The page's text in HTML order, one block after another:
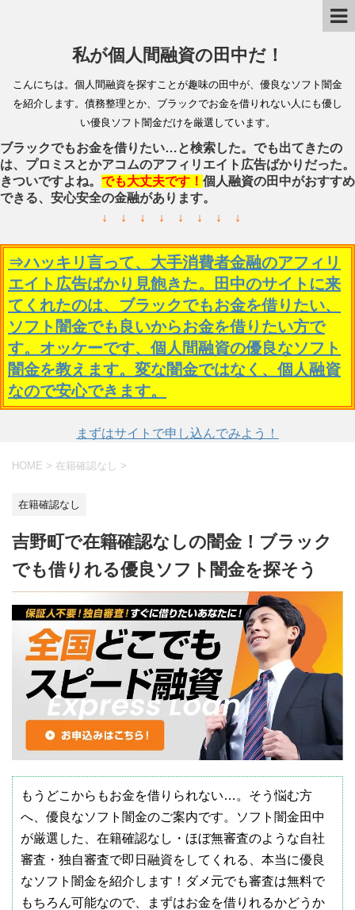
私が個人間融資の田中だ！
こんにちは。個人間融資を探すことが趣味の田中が、優良なソフト闇金
を紹介します。債務整理とか、ブラックでお金を借りれない人にも優し
い優良ソフト闇金だけを厳選しています。
ブラックでもお金を借りたい…と検索した。でも出てきたの
は、プロミスとかアコムのアフィリエイト広告ばかりだった。
きついですよね。 でも大丈夫です！ 個人融資の田中がおすすめ
できる、安心安全の金融があります。
↓ ↓ ↓ ↓ ↓ ↓ ↓ ↓
⇒ハッキリ言って、大手消費者金融のアフィリ
エイト広告ばかり見飽きた。田中のサイトに来
てくれたのは、ブラックでもお金を借りたい、
ソフト闇金でも良いからお金を借りたい方で
す。オッケーです、個人間融資の優良なソフト
闇金を教えます。変な闇金ではなく、個人融資
なので安心できます。
まずはサイトで申し込んでみよう！
HOME > 在籍確認なし >
在籍確認なし
吉野町で在籍確認なしの闇金！ブラック
でも借りれる優良ソフト闇金を探そう
もうどこからもお金を借りられない…。そう悩む方
へ、優良なソフト闇金のご案内です。ソフト闇金田中
が厳選した、在籍確認なし・ほぼ無審査のような自社
審査・独自審査で即日融資をしてくれる、本当に優良
なソフト闇金を紹介します！ダメ元でも審査は無料で
もちろん可能なので、まずはお金を借りれるかどうか